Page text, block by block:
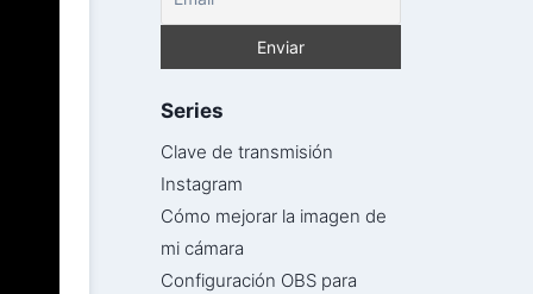
Series
Clave de transmisión
Instagram
Cómo mejorar la imagen de
mi cámara
Configuración OBS para